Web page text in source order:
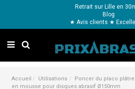
Retrait sur Lille en
Blog
★ Avis clients ★
Accueil Utilisations Poncer du placo plâtre
en mousse pour disques abrasif Ø150mm